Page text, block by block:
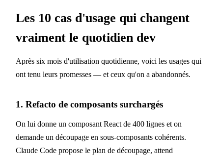
Les 10 cas d'usage qui changent
vraiment le quotidien dev
Après six mois d'utilisation quotidienne, voici les usages qui
ont tenu leurs promesses — et ceux qu'on a abandonnés.
1. Refacto de composants surchargés
On lui donne un composant React de 400 lignes et on
demande un découpage en sous-composants cohérents.
Claude Code propose le plan de découpage, attend